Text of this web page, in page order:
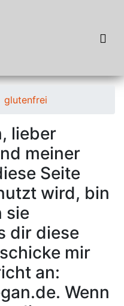
glutenfrei
lieber
meiner
Seite
wird, bin
sie
dir diese
mir
an:
Wenn